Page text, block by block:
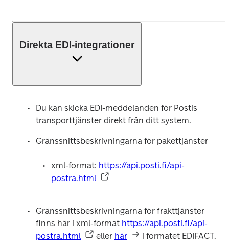
Direkta EDI-integrationer
Du kan skicka EDI-meddelanden för Postis
transporttjänster direkt från ditt system.
Gränssnittsbeskrivningarna för pakettjänster
xml-format: https://api.posti.fi/api-
postra.html
Gränssnittsbeskrivningarna för frakttjänster
finns här i xml-format https://api.posti.fi/api-
postra.html
eller här i formatet EDIFACT.